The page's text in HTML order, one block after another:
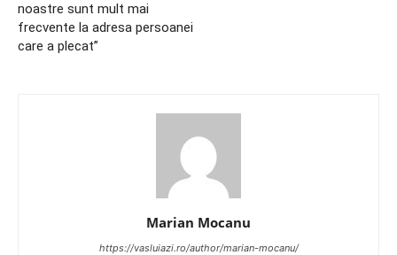
noastre sunt mult mai
frecvente la adresa persoanei
care a plecat”
Marian Mocanu
https://vasluiazi.ro/author/marian-mocanu/